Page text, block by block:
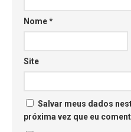
Nome*
Site
Salvar meus dados
próxima vez que eu